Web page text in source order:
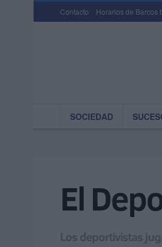
Contacto Horarios de Barcos
SOCIEDAD
El
Los deportivistas